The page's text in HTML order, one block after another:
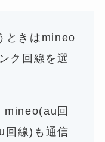
ときはmineo
ク回線を選
mineo(au回
回線)も通信